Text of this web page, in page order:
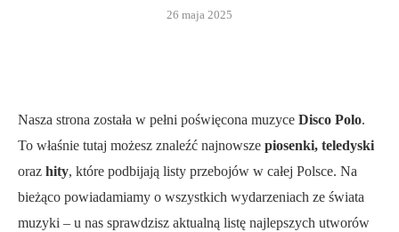
26 maja 2025
Nasza strona została w pełni poświęcona muzyce Disco Polo.
To właśnie tutaj możesz znaleźć najnowsze piosenki, teledyski
oraz hity, które podbijają listy przebojów w całej Polsce. Na
bieżąco powiadamiamy o wszystkich wydarzeniach ze świata
muzyki – u nas sprawdzisz aktualną listę najlepszych utworów